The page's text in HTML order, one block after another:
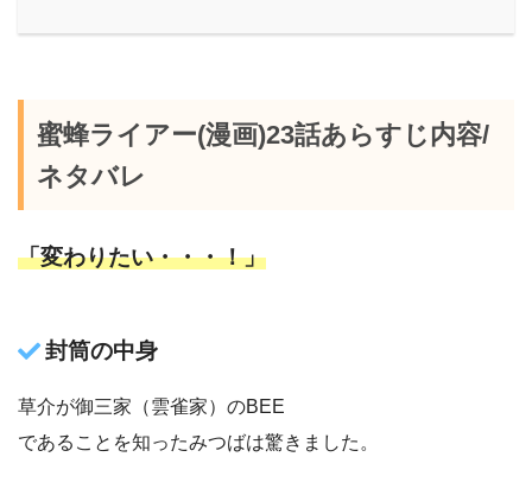
蜜蜂ライアー(漫画)23話あらすじ内容/
ネタバレ
「変わりたい・・・！」
封筒の中身
草介が御三家（雲雀家）のBEE
であることを知ったみつばは驚きました。